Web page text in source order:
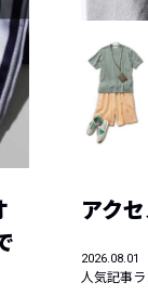
アク
2026.08.01
人気記事